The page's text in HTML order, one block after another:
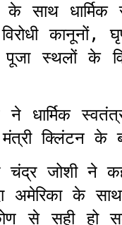
साथ धार्मिक
कानूनों,
स्थलों के
धार्मिक
क्लिंटन के
जोशी ने कहा
के
से सही